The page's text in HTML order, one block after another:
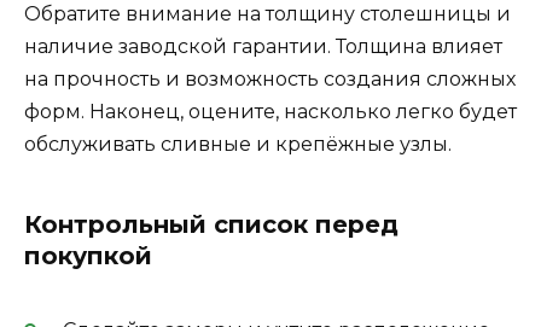
Обратите внимание на толщину столешницы и
наличие заводской гарантии. Толщина влияет
на прочность и возможность создания сложных
форм. Наконец, оцените, насколько легко будет
обслуживать сливные и крепёжные узлы.
Контрольный список перед
покупкой